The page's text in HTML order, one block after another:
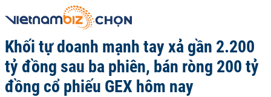
Khối tự doanh mạnh tay xả gần 2.200
tỷ đồng sau ba phiên, bán ròng 200 tỷ
đồng cổ phiếu GEX hôm nay